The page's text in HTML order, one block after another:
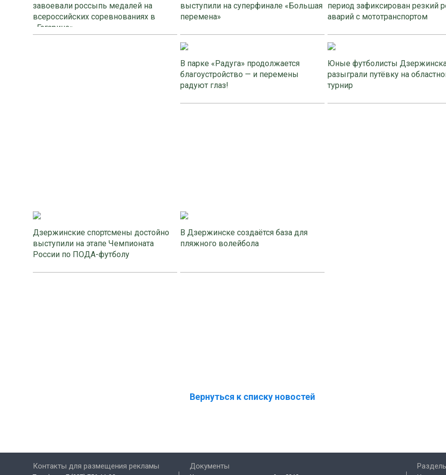
завоевали россыпь медалей на
всероссийских соревнованиях в
«Гагарино»
выступили на суперфинале «Большая
перемена»
период зафиксирован резкий
аварий с мототранспортом
В парке «Радуга» продолжается
благоустройство — и перемены
радуют глаз!
Юные футболисты
разыграли путёвку на
турнир
Дзержинские спортсмены достойно
выступили на этапе Чемпионата
России по ПОДА-футболу
В Дзержинске создаётся база для
пляжного волейбола
Вернуться к списку новостей
Контакты для размещения рекламы Документы